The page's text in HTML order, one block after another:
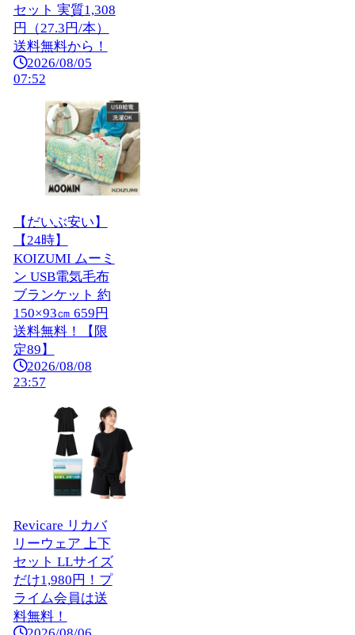
セット 実質1,308
円（27.3円/本）
送料無料から！
2026/08/05
07:52
【だいぶ安い】
【24時】
KOIZUMI ムーミ
ン USB電気毛布
ブランケット 約
150×93㎝ 659円
送料無料！【限
定89】
2026/08/08
23:57
Revicare リカバ
リーウェア 上下
セット LLサイズ
だけ1,980円！プ
ライム会員は送
料無料！